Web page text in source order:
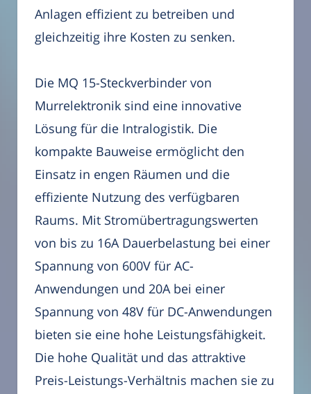
Anlagen effizient zu betreiben und
gleichzeitig ihre Kosten zu senken.
Die MQ 15-Steckverbinder von
Murrelektronik sind eine innovative
Lösung für die Intralogistik. Die
kompakte Bauweise ermöglicht den
Einsatz in engen Räumen und die
effiziente Nutzung des verfügbaren
Raums. Mit Stromübertragungswerten
von bis zu 16A Dauerbelastung bei einer
Spannung von 600V für AC-
Anwendungen und 20A bei einer
Spannung von 48V für DC-Anwendungen
bieten sie eine hohe Leistungsfähigkeit.
Die hohe Qualität und das attraktive
Preis-Leistungs-Verhältnis machen sie zu